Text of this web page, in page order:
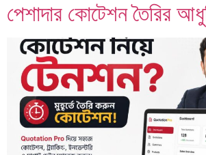
পেশাদার কোটেশন তৈরির